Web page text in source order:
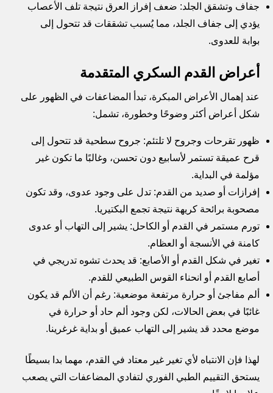
جفاف وتشقق الجلد: ضعف إفراز العرق نتيجة تلف الأعصاب
يؤدي إلى جفاف الجلد، مما يُسبب تشققات قد تتحول إلى
بوابة للعدوى.
أعراض القدم السكري المتقدمة
عند إهمال الأعراض المبكرة، تبدأ المضاعفات في الظهور على
شكل أعراض أكثر وضوحًا وخطورة، تشمل:
ظهور تقرحات وجروح لا تلتئم: جروح سطحية قد تتحول إلى
قرح عميقة تستمر لأسابيع دون تحسن، وغالبًا ما تكون غير
مؤلمة في البداية.
إفرازات أو صديد من القدم: تدل على وجود عدوى، وقد تكون
مصحوبة برائحة كريهة نتيجة تجمع البكتيريا.
تورم مستمر في القدم أو الكاحل: يشير إلى التهاب أو عدوى
كامنة في الأنسجة أو العظام.
تغير في شكل القدم أو الأصابع: قد يحدث تشوه تدريجي في
أصابع القدم أو انحناء القوس الطبيعي للقدم.
ألم مفاجئ أو حرارة مرتفعة موضعية: رغم أن الألم قد يكون
غائبًا في بعض الحالات، لكن وجود ألم حاد أو حرارة في
موضع محدد قد يشير إلى التهاب عميق أو بداية غرغرينا.
لهذا فإن الانتباه لأي تغير غير معتاد في القدم، مهما بدا بسيطًا
يستحق التقييم الطبي الفوري لتفادي المضاعفات التي يصعب